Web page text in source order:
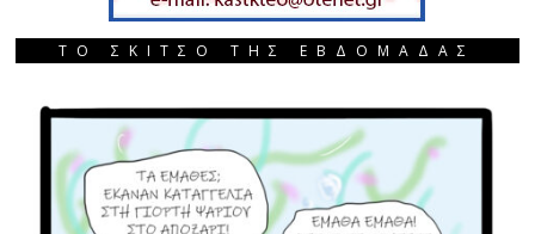
ΤΟ ΣΚΙΤΣΟ ΤΗΣ ΕΒΔΟΜΑΔΑΣ